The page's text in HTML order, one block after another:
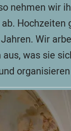
nehmen wir
Hochzeiten
Wir
was sie